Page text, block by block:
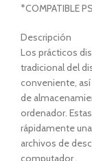
*COMPATIBLE
Descripción
Los prácticos
tradicional del
conveniente,
de
ordenador.
rápidamente
archivos de
computador .